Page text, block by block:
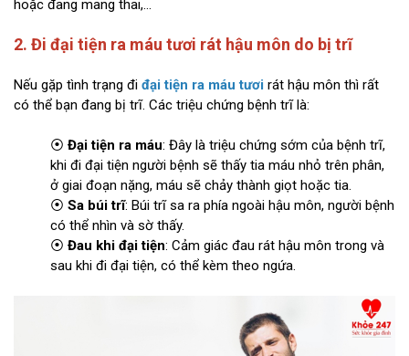
hoặc đang mang thai,...
2. Đi đại tiện ra máu tươi rát hậu môn do bị trĩ
Nếu gặp tình trạng đi đại tiện ra máu tươi rát hậu môn thì rất
có thể bạn đang bị trĩ. Các triệu chứng bệnh trĩ là:
⦿ Đại tiện ra máu: Đây là triệu chứng sớm của bệnh trĩ,
khi đi đại tiện người bệnh sẽ thấy tia máu nhỏ trên phân,
ở giai đoạn nặng, máu sẽ chảy thành giọt hoặc tia.
⦿ Sa búi trĩ: Búi trĩ sa ra phía ngoài hậu môn, người bệnh
có thể nhìn và sờ thấy.
⦿ Đau khi đại tiện: Cảm giác đau rát hậu môn trong và
sau khi đi đại tiện, có thể kèm theo ngứa.